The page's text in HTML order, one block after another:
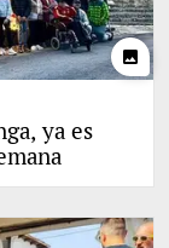
photo
ya es